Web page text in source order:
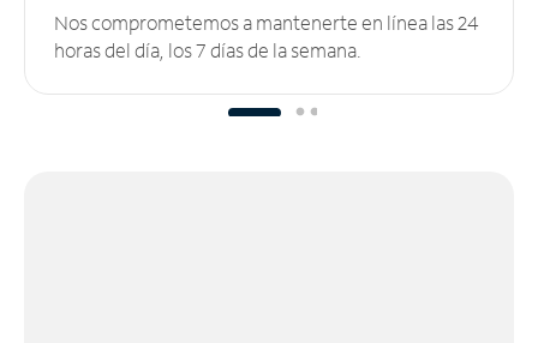
Nos comprometemos a mantenerte en línea las 24
horas del día, los 7 días de la semana.